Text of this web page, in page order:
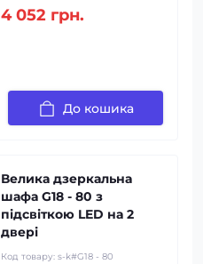
4 052 грн.
До кошика
Велика дзеркальна
шафа G18 - 80 з
підсвіткою LED на 2
двері
Код товару: s-k#G18 - 80